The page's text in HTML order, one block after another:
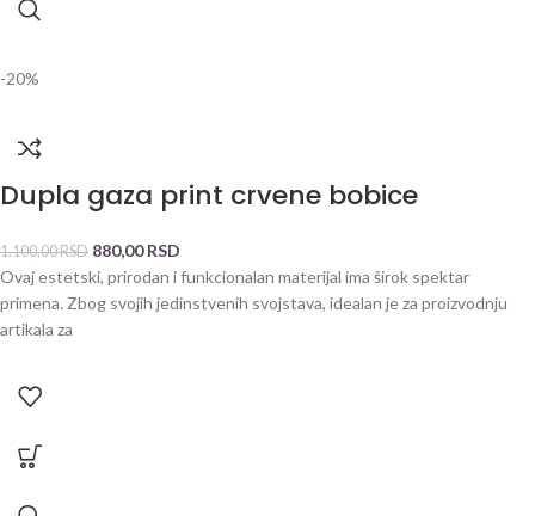
-20%
Dupla gaza print crvene bobice
1.100,00RSD 880,00RSD
Ovaj estetski, prirodan i funkcionalan materijal ima širok spektar
primena. Zbog svojih jedinstvenih svojstava, idealan je za proizvodnju
artikala za